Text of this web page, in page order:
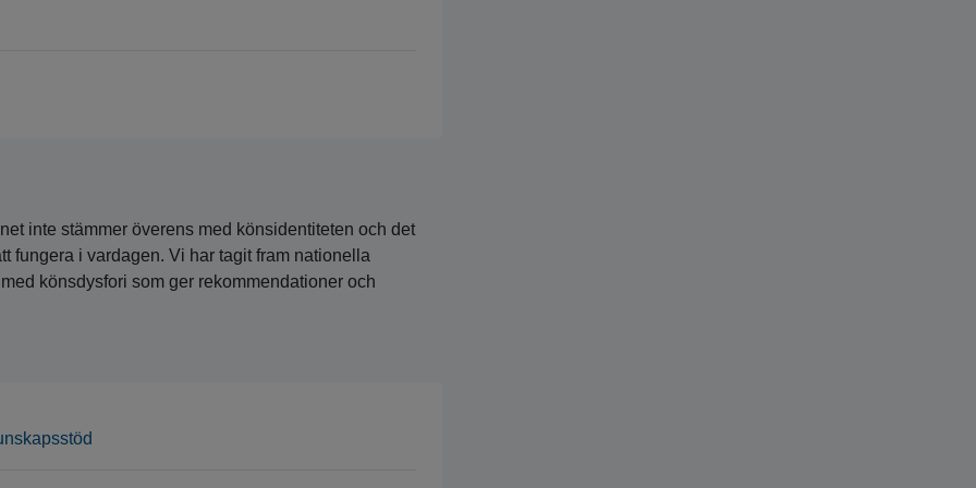
inte stämmer överens med könsidentiteten och det
fungera i vardagen. Vi har tagit fram nationella
könsdysfori som ger rekommendationer och